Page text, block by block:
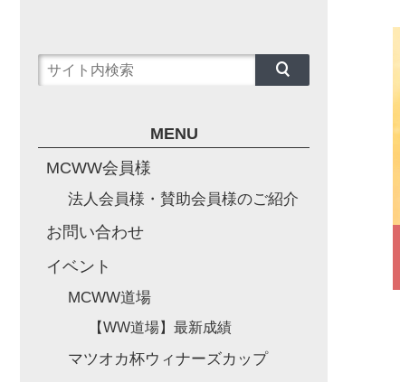
MENU
MCWW会員様
法人会員様・賛助会員様のご紹介
お問い合わせ
イベント
MCWW道場
【WW道場】最新成績
マツオカ杯ウィナーズカップ